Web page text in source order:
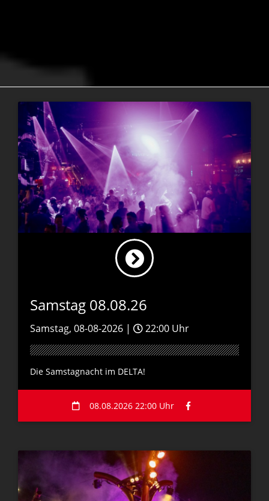
Samstag 08.08.26
Samstag, 08-08-2026 | 22:00 Uhr
Die Samstagnacht im DELTA!
08.08.2026 22:00 Uhr